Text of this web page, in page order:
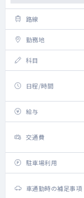
路線
勤務地
科目
日程/時間
給与
交通費
駐車場利用
車通勤時の補足事項